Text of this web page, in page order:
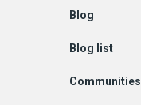
Blog
Blog list
Communities